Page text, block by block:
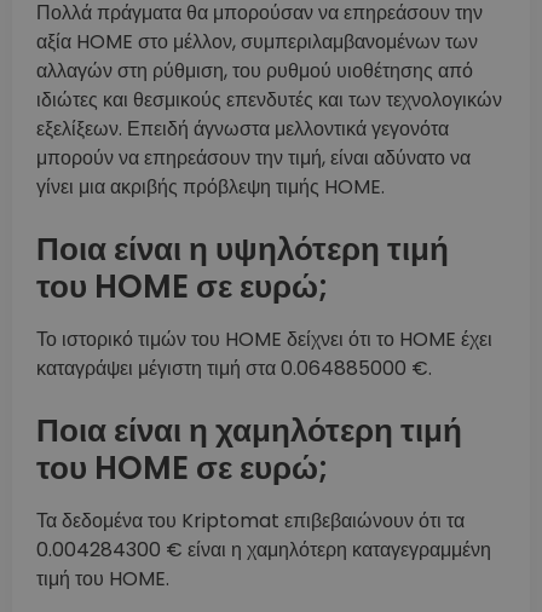
Πολλά πράγματα θα μπορούσαν να επηρεάσουν την
αξία HOME στο μέλλον, συμπεριλαμβανομένων των
αλλαγών στη ρύθμιση, του ρυθμού υιοθέτησης από
ιδιώτες και θεσμικούς επενδυτές και των τεχνολογικών
εξελίξεων. Επειδή άγνωστα μελλοντικά γεγονότα
μπορούν να επηρεάσουν την τιμή, είναι αδύνατο να
γίνει μια ακριβής πρόβλεψη τιμής HOME.
Ποια είναι η υψηλότερη τιμή
του HOME σε ευρώ;
Το ιστορικό τιμών του HOME δείχνει ότι το HOME έχει
καταγράψει μέγιστη τιμή στα 0.064885000 €.
Ποια είναι η χαμηλότερη τιμή
του HOME σε ευρώ;
Τα δεδομένα του Kriptomat επιβεβαιώνουν ότι τα
0.004284300 € είναι η χαμηλότερη καταγεγραμμένη
τιμή του HOME.